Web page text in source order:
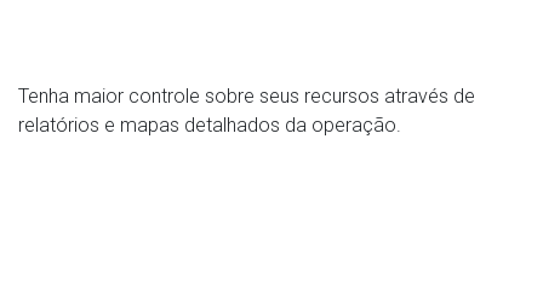
Tenha maior controle sobre seus recursos através de
relatórios e mapas detalhados da operação.